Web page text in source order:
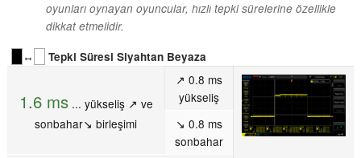
oyunları oynayan oyuncular, hızlı tepki sürelerine özellikle
dikkat etmelidir.
↔
Tepki Süresi Siyahtan Beyaza
1.6 ms... yükseliş ↗ ve
sonbahar↘ birleşimi
↗ 0.8 ms
yükseliş
↘ 0.8 ms
sonbahar